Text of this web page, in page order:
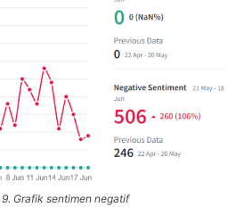
9. Grafik sentimen negatif